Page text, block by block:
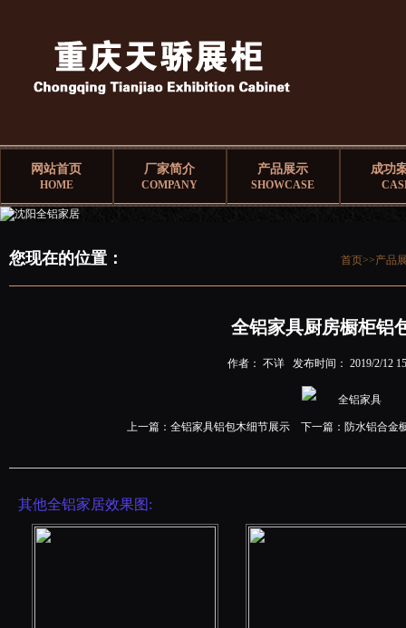
网站首页
HOME
厂家简介
COMPANY
产品展示
SHOWCASE
成功
您现在的位置： 首页>>产品
全铝家具厨房橱柜铝
作者： 不详 发布时间： 2019/2/12
上一篇： 全铝家具铝包木细节展示 下一篇： 防水铝合金
其他全铝家居效果图: